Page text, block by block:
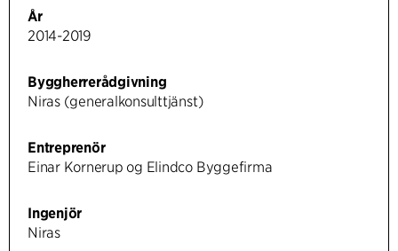
År
2014-2019
Byggherrerådgivning
Niras (generalkonsulttjänst)
Entreprenör
Einar Kornerup og Elindco Byggefirma
Ingenjör
Niras